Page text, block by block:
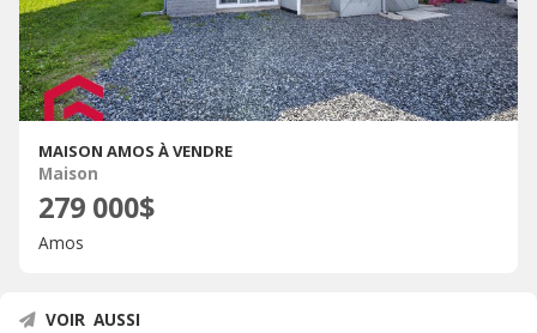
MAISON AMOS À VENDRE
Maison
279 000$
Amos
VOIR AUSSI